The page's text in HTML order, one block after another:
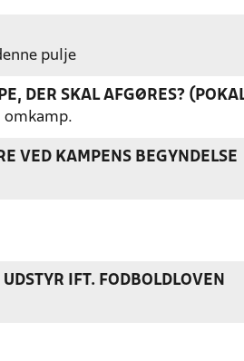
pulje
DER SKAL AFGØRES?
omkamp.
VED KAMPENS BEGYNDELSE
IFT. FODBOLDLOVEN